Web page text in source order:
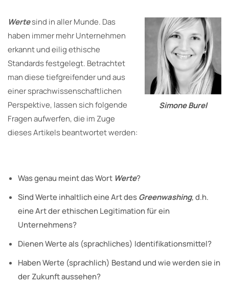
Simone Burel
Wertesind in aller Munde. Das
haben immer mehr Unternehmen
erkannt und eilig ethische
Standards festgelegt. Betrachtet
man diese tiefgreifender und aus
einer sprachwissenschaftlichen
Perspektive, lassen sich folgende
Fragen aufwerfen, die im Zuge
dieses Artikels beantwortet werden:
Was genau meint das Wort Werte?
Sind Werte inhaltlich eine Art desGreenwashing, d.h.
eine Art der ethischen Legitimation für ein
Unternehmens?
Dienen Werte als (sprachliches) Identifikationsmittel?
Haben Werte (sprachlich) Bestand und wie werden sie in
der Zukunft aussehen?